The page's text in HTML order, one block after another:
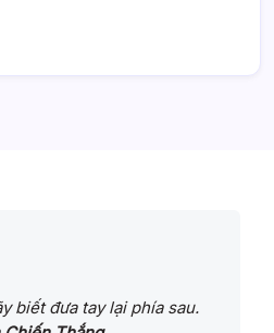
biết đưa tay lại phía sau.